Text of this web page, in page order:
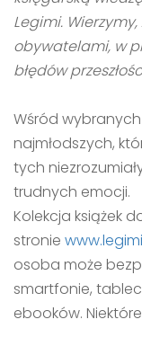
Legimi.
obywatelami, w
błędów
Wśród wybranych
najmłodszych,
tych
trudnych emocji.
Kolekcja książek
stronie
osoba może
smartfonie,
ebooków.